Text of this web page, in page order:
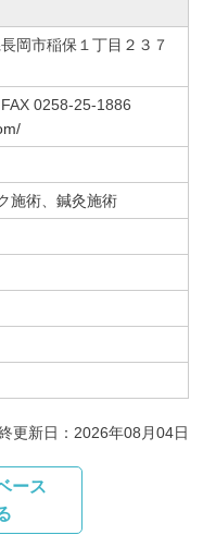
岡市稲保１丁目２３７
0258-25-1886
施術、鍼灸施術
更新日：2026年08月04日
ース